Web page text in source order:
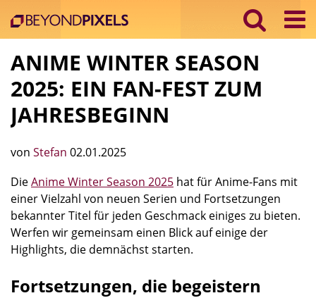
ANIME WINTER SEASON
2025: EIN FAN-FEST ZUM
JAHRESBEGINN
von Stefan 02.01.2025
DieAnime Winter Season 2025 hat für Anime-Fans mit
einer Vielzahl von neuen Serien und Fortsetzungen
bekannter Titel für jeden Geschmack einiges zu bieten.
Werfen wir gemeinsam einen Blick auf einige der
Highlights, die demnächst starten.
Fortsetzungen, die begeistern